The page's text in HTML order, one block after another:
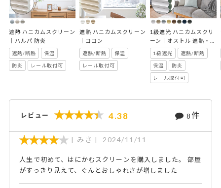
遮熱 ハニカムスクリーン
｜ハルパ 防炎
遮熱/断熱 保温
防炎 レール取付可
遮熱 ハニカムスクリーン
｜ココン
遮熱/断熱 保温
レール取付可
1級遮光 ハニカムスクリ
ーン｜オストル 遮熱・防
炎
1級遮光 遮熱/断熱
保温 防炎
レール取付可
レビュー 4.38 8件
みさ 2024/11/11
人生で初めて、はにかむスクリーンを購入しました。 部屋
がすっきり見えて、ぐんとおしゃれさが増しました